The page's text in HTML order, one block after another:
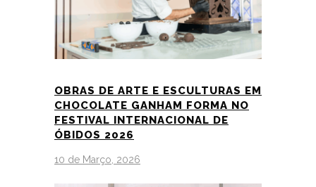
OBRAS DE ARTE E ESCULTURAS EM
CHOCOLATE GANHAM FORMA NO
FESTIVAL INTERNACIONAL DE
ÓBIDOS 2026
10 de Março, 2026